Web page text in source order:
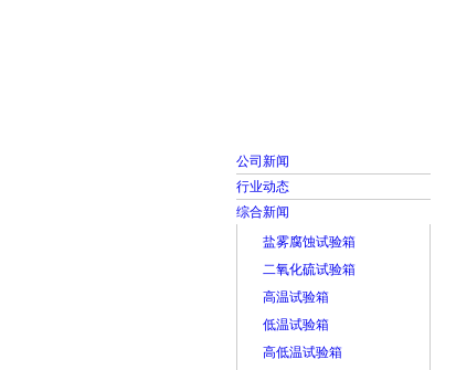
公司新闻
行业动态
综合新闻
盐雾腐蚀试验箱
二氧化硫试验箱
高温试验箱
低温试验箱
高低温试验箱